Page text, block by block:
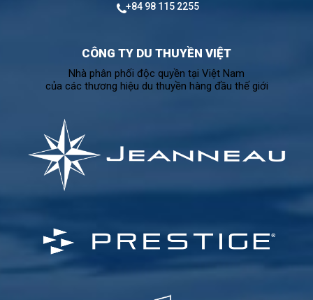
+84 98 115 2255
CÔNG TY DU THUYỀN VIỆT
Nhà phân phối độc quyền tại Việt Nam
của các thương hiệu du thuyền hàng đầu thế giới